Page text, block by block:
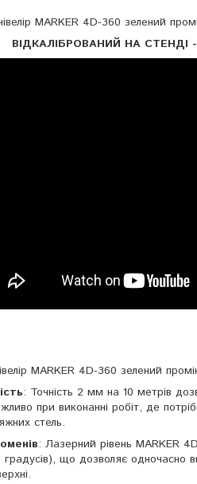
MARKER 4D-360 зелений
ВІДКАЛІБРОВАНИЙ НА СТЕНДІ -
MARKER 4D-360 зелений
: Точність 2 мм на 10 метрів
при виконанні робіт, де
стель.
: Лазерний рівень MARKER
що дозволяє одночасно